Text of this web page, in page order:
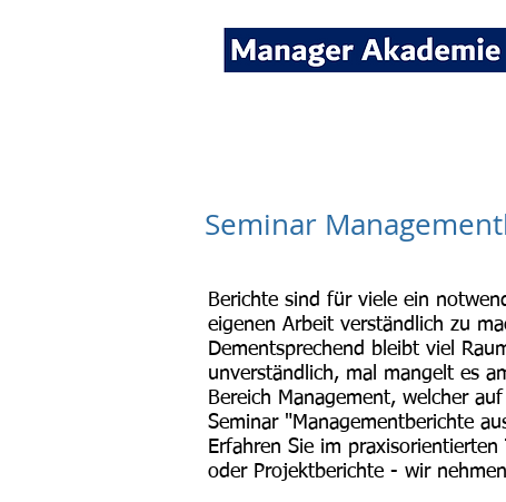
Seminar
Berichte sind für viele ein
eigenen Arbeit verständlich zu
Dementsprechend bleibt viel
unverständlich, mal mangelt es
Bereich Management, welcher
Seminar "Managementberichte
Erfahren Sie im
oder Projektberichte - wir